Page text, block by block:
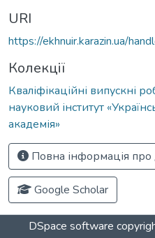
URI
https://ekhnuir.karazin.ua/
Колекції
Кваліфікаційні випускні
науковий інститут
академія»
Повна інформація
Google Scholar
DSpace software